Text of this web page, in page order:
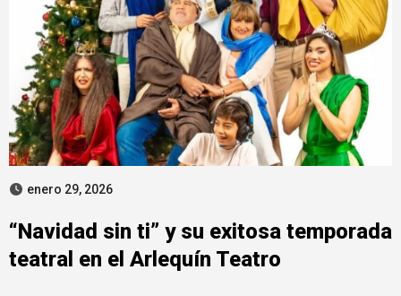
enero 29, 2026
“Navidad sin ti” y su exitosa temporada
teatral en el Arlequín Teatro